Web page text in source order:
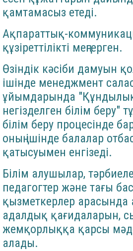
қамтамасыз етеді.
Ақпараттық-
құзіреттілікті меңгерген.
Өзіндік кәсіби дамуын
ішінде менеджмент
ұйымдарында
негізделген білім
білім беру процесінде
оның ішінде балалар
қатысуымен енгізеді.
Білім алушылар,
педагогтер және тағы
қызметкерлер
адалдық қағидаларын,
жемқорлыққа қарсы
алады.